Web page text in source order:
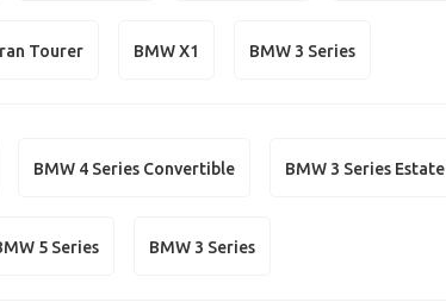
Tourer BMW X1 BMW 3 Series
BMW 4 Series Convertible BMW 3 Series Estate
5 Series BMW 3 Series